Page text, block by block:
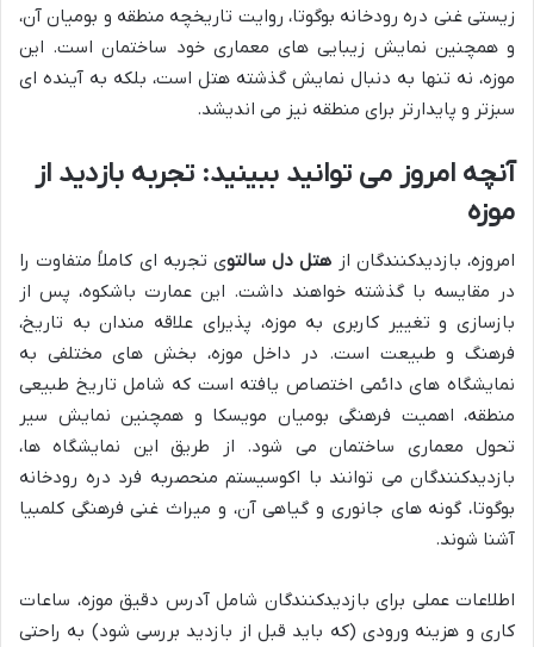
زیستی غنی دره رودخانه بوگوتا، روایت تاریخچه منطقه و بومیان آن،
و همچنین نمایش زیبایی های معماری خود ساختمان است. این
موزه، نه تنها به دنبال نمایش گذشته هتل است، بلکه به آینده ای
سبزتر و پایدارتر برای منطقه نیز می اندیشد.
آنچه امروز می توانید ببینید: تجربه بازدید از
موزه
امروزه، بازدیدکنندگان از هتل دل سالتوی تجربه ای کاملاً متفاوت را
در مقایسه با گذشته خواهند داشت. این عمارت باشکوه، پس از
بازسازی و تغییر کاربری به موزه، پذیرای علاقه مندان به تاریخ،
فرهنگ و طبیعت است. در داخل موزه، بخش های مختلفی به
نمایشگاه های دائمی اختصاص یافته است که شامل تاریخ طبیعی
منطقه، اهمیت فرهنگی بومیان مویسکا و همچنین نمایش سیر
تحول معماری ساختمان می شود. از طریق این نمایشگاه ها،
بازدیدکنندگان می توانند با اکوسیستم منحصربه فرد دره رودخانه
بوگوتا، گونه های جانوری و گیاهی آن، و میراث غنی فرهنگی کلمبیا
آشنا شوند.
اطلاعات عملی برای بازدیدکنندگان شامل آدرس دقیق موزه، ساعات
کاری و هزینه ورودی (که باید قبل از بازدید بررسی شود) به راحتی